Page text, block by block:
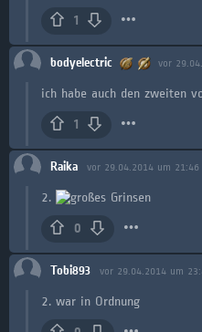
1
bodyelectric vor
ich habe auch den zweiten
1
Raika vor 29.04.2014 um 21:46
2.
0
Tobi893 vor 29.04.2014 um
2. war in Ordnung